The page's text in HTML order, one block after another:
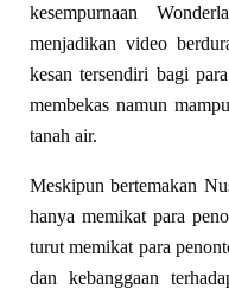
kesempurnaan
menjadikan video
kesan tersendiri bagi
membekas namun
tanah air.
Meskipun bertemakan
hanya memikat para
turut memikat para
dan kebanggaan